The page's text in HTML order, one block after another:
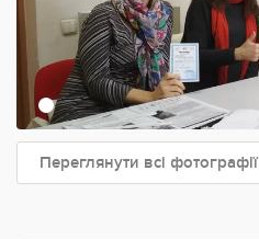
Переглянути всі фотографії